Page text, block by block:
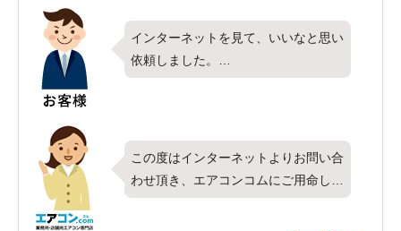
インターネットを見て、いいなと思い
依頼しました。
早急に対応して頂き、ありがとうござ
この度はインターネットよりお問い合
わせ頂き、エアコンコムにご用命して
くださり、ありがとうございました。